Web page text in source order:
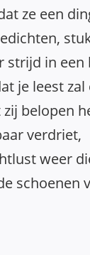
ze een
strijd in een
je leest zal
belopen
verdriet,
weer
schoenen